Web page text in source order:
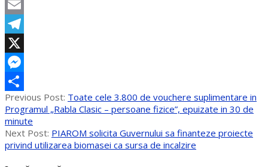
WhatsApp
Email
Telegram
X
Messenger
Partajează
2017-
10-
17
Previous Post: Toate cele 3.800 de vouchere suplimentare in
Programul „Rabla Clasic – persoane fizice”, epuizate in 30 de
minute
Next Post: PIAROM solicita Guvernului sa finanteze proiecte
privind utilizarea biomasei ca sursa de incalzire